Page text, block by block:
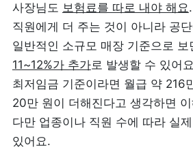
사장님도 보험료를 따로 내야 해요
일반적인 소규모 매장 기준으로 보
11~12%가 추가로 발생할 수 있어
최저임금 기준이라면 월급 약 216
20만 원이 더해진다고 생각하면
다만 업종이나 직원 수에 따라 실
있어요.